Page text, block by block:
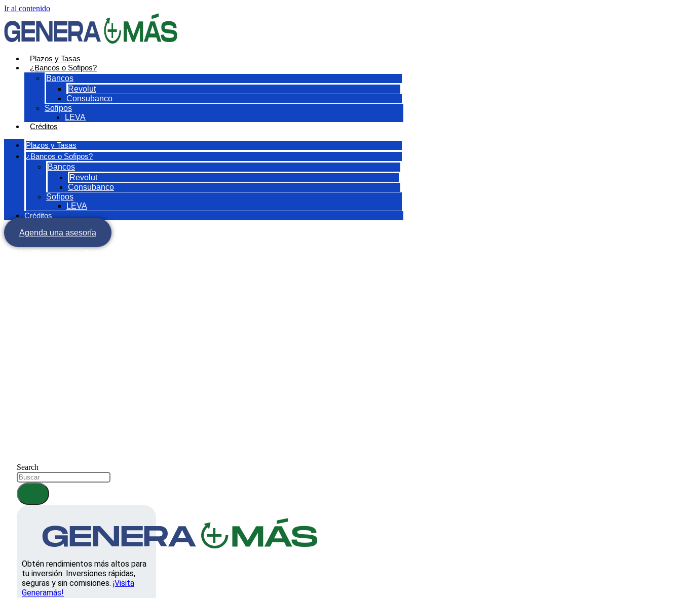
Ir al contenido
Plazos y Tasas
¿Bancos o Sofipos?
Bancos
Revolut
Consubanco
Sofipos
LEVA
Créditos
Plazos y Tasas
¿Bancos o Sofipos?
Bancos
Revolut
Consubanco
Sofipos
LEVA
Créditos
Agenda una asesoría
Search
Obtén rendimientos más altos para
tu inversión. Inversiones rápidas,
seguras y sin comisiones. ¡Visita
Generamás!